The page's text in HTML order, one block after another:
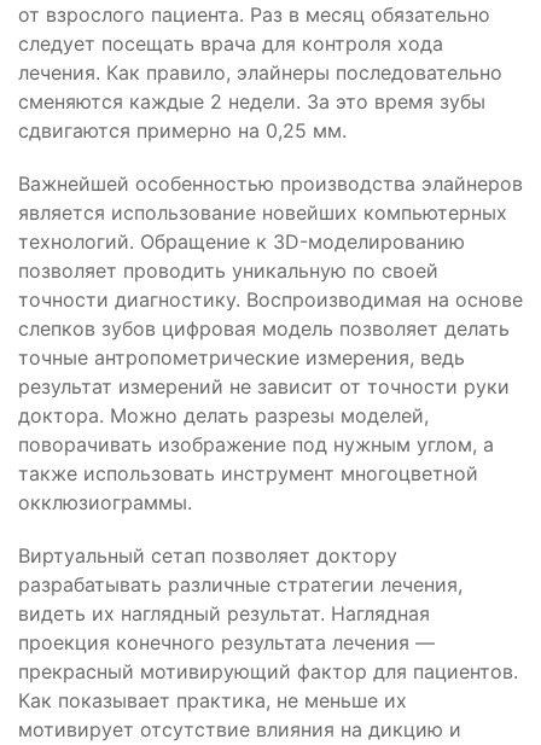
от взрослого пациента. Раз в месяц обязательно
следует посещать врача для контроля хода
лечения. Как правило, элайнеры последовательно
сменяются каждые 2 недели. За это время зубы
сдвигаются примерно на 0,25 мм.
Важнейшей особенностью производства элайнеров
является использование новейших компьютерных
технологий. Обращение к 3D-моделированию
позволяет проводить уникальную по своей
точности диагностику. Воспроизводимая на основе
слепков зубов цифровая модель позволяет делать
точные антропометрические измерения, ведь
результат измерений не зависит от точности руки
доктора. Можно делать разрезы моделей,
поворачивать изображение под нужным углом, а
также использовать инструмент многоцветной
окклюзиограммы.
Виртуальный сетап позволяет доктору
разрабатывать различные стратегии лечения,
видеть их наглядный результат. Наглядная
проекция конечного результата лечения —
прекрасный мотивирующий фактор для пациентов.
Как показывает практика, не меньше их
мотивирует отсутствие влияния на дикцию и